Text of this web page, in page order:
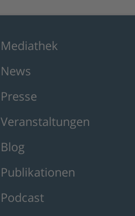
Mediathek
News
Presse
Veranstaltungen
Blog
Publikationen
Podcast